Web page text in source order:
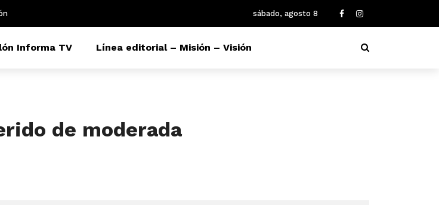
sábado, agosto 8
Informa TV Línea editorial – Misión – Visión
de moderada